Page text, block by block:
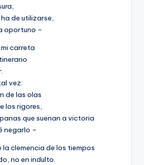
de utilizarse,
oportuno –
carreta
vez:
de las olas
los rigores,
que suenan a victoria
negarlo –
la clemencia de los tiempos
no en indulto.